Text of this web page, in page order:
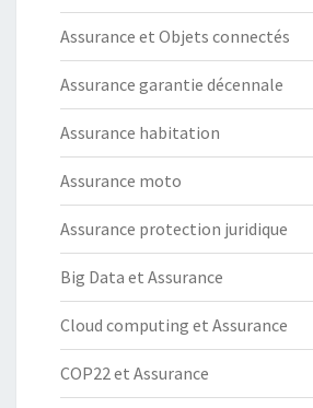
Assurance et Objets connectés
Assurance garantie décennale
Assurance habitation
Assurance moto
Assurance protection juridique
Big Data et Assurance
Cloud computing et Assurance
COP22 et Assurance